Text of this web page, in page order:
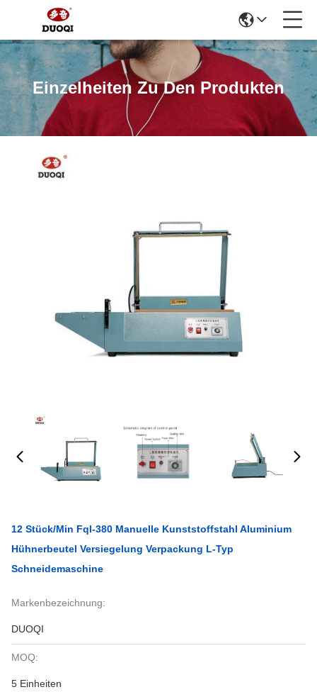
Einzelheiten Zu Den Produkten
12 Stück/min Fql-380 Manuelle Kunststoffstahl Aluminium
Hühnerbeutel Versiegelung Verpackung L-Typ
Schneidemaschine
Markenbezeichnung:
DUOQI
MOQ:
5 Einheiten